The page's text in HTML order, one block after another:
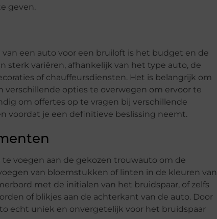
geven.
een auto voor een bruiloft is het budget en de
variëren, afhankelijk van het type auto, de
of chauffeursdiensten. Het is belangrijk om
opties te overwegen om ervoor te
om offertes op te vragen bij verschillende
voordat je een definitieve beslissing neemt.
voegen aan de gekozen trouwauto om de
van bloemstukken of linten in de kleuren van
met de initialen van het bruidspaar, of zelfs
of blikjes aan de achterkant van de auto. Door
echt uniek en onvergetelijk voor het bruidspaar